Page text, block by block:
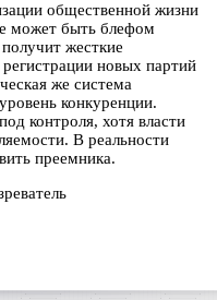
общественной жизни
может быть блефом
жесткие
новых партий
же система
конкуренции.
контроля, хотя власти
В реальности
преемника.